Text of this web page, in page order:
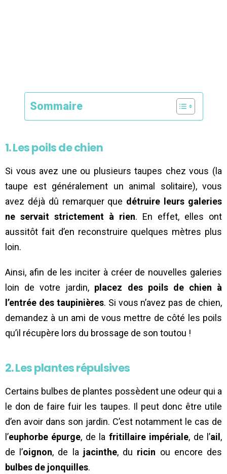
Sommaire
1. Les poils de chien
Si vous avez une ou plusieurs taupes chez vous (la
taupe est généralement un animal solitaire), vous
avez déjà dû remarquer que détruire leurs galeries
ne servait strictement à rien. En effet, elles ont
aussitôt fait d’en reconstruire quelques mètres plus
loin.
Ainsi, afin de les inciter à créer de nouvelles galeries
loin de votre jardin, placez des poils de chien à
l’entrée des taupinières. Si vous n’avez pas de chien,
demandez à un ami de vous mettre de côté les poils
qu’il récupère lors du brossage de son toutou !
2. Les plantes répulsives
Certains bulbes de plantes possèdent une odeur qui a
le don de faire fuir les taupes. Il peut donc être utile
d’en avoir dans son jardin. C’est notamment le cas de
l’euphorbe épurge, de la fritillaire impériale, de l’ail ,
de l’oignon, de la jacinthe, du ricin ou encore des
bulbes de jonquilles.